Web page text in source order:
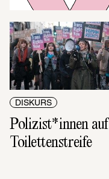
DISKURS
Polizist*innen auf
Toilettenstreife